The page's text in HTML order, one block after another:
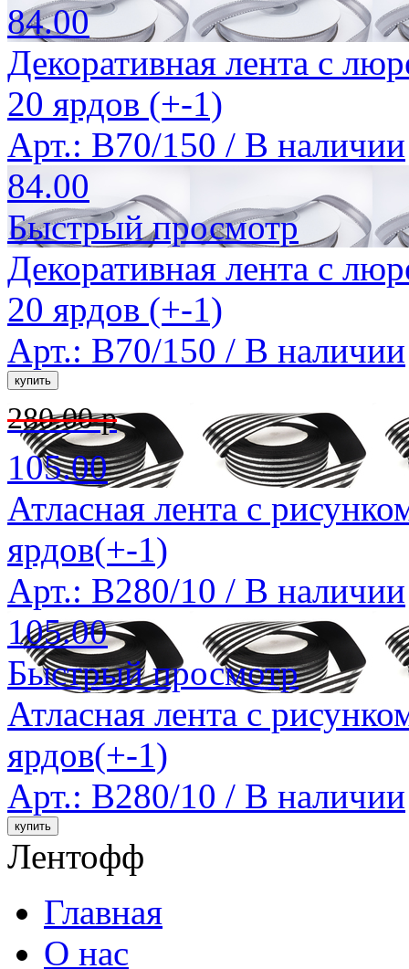
84.00
Декоративная лента с
20 ярдов (+-1)
Арт.: B70/150 / В наличии
84.00
Быстрый просмотр
Декоративная лента с
20 ярдов (+-1)
Арт.: B70/150 / В наличии
280.00 р
105.00
Атласная лента с
ярдов(+-1)
Арт.: B280/10 / В наличии
105.00
Быстрый просмотр
Атласная лента с
ярдов(+-1)
Арт.: B280/10 / В наличии
Лентофф
Главная
О нас